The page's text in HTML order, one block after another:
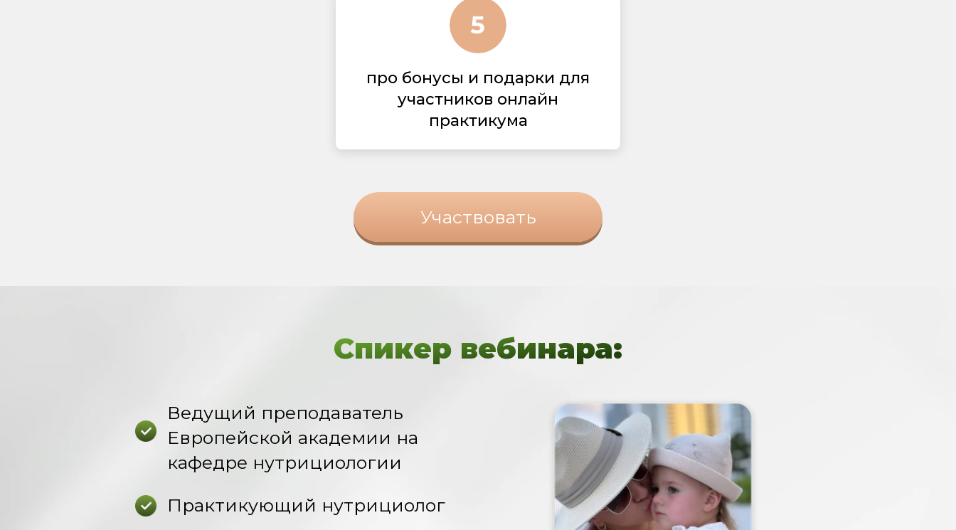
про бонусы и подарки для
участников онлайн
практикума
Участвовать
Спикер вебинара:
Ведущий преподаватель
Европейской академии на
кафедре нутрициологии
Практикующий нутрициолог